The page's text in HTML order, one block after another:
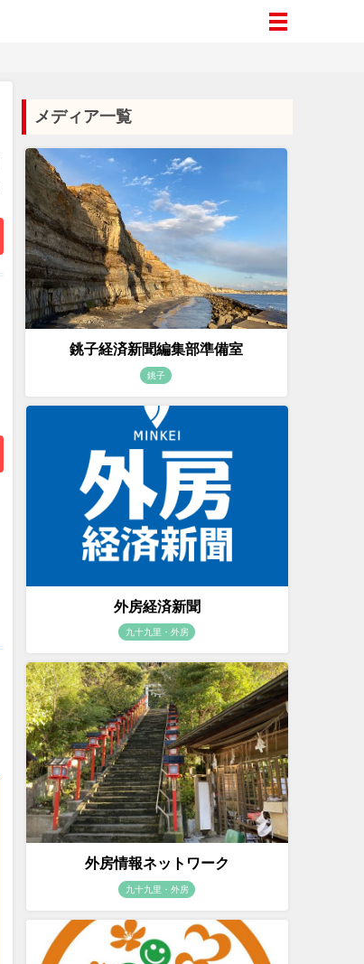
メディア一覧
銚子経済新聞編集部準備室
銚子
外房経済新聞
九十九里・外房
外房情報ネットワーク
九十九里・外房